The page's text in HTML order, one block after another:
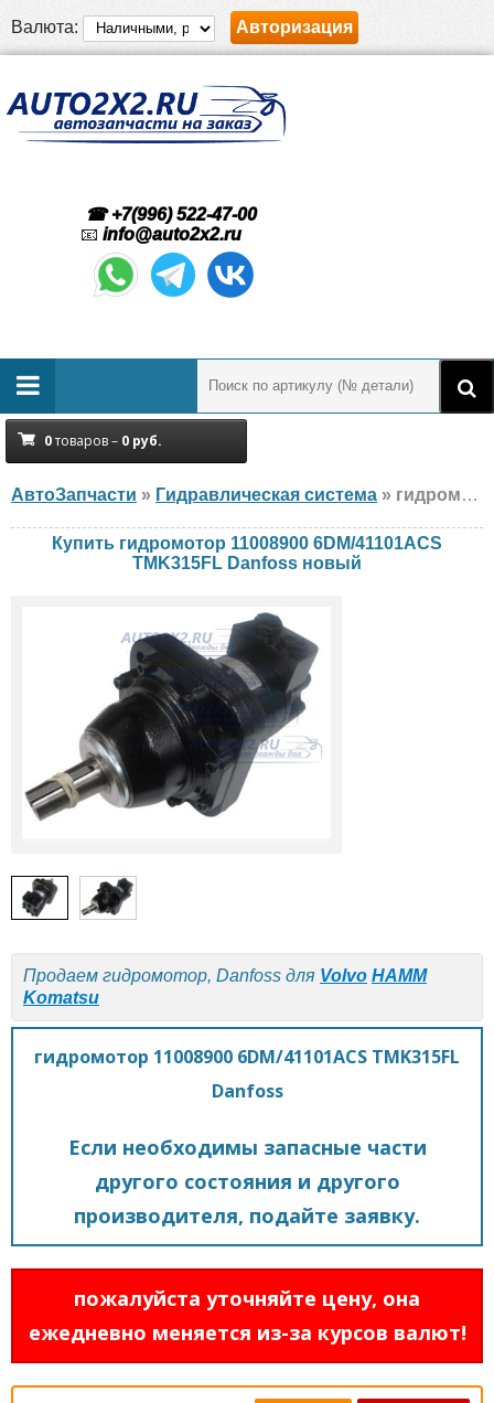
Валюта: Авторизация
☎ +7(996) 522-47-00
📧 info@auto2x2.ru
0товаров – 0 руб.
АвтоЗапчасти » Гидравлическая система » гидромотор Danfoss 11008900 6DM/41101ACS TMK315FL Volvo, HAMM, Komatsu, новый
Купить гидромотор 11008900 6DM/41101ACS
TMK315FL Danfoss новый
Продаем гидромотор, Danfoss для Volvo HAMM
Komatsu
гидромотор 11008900 6DM/41101ACS TMK315FL
Danfoss
Если необходимы запасные части
другого состояния и другого
производителя, подайте заявку.
пожалуйста уточняйте цену, она
ежедневно меняется из-за курсов валют!